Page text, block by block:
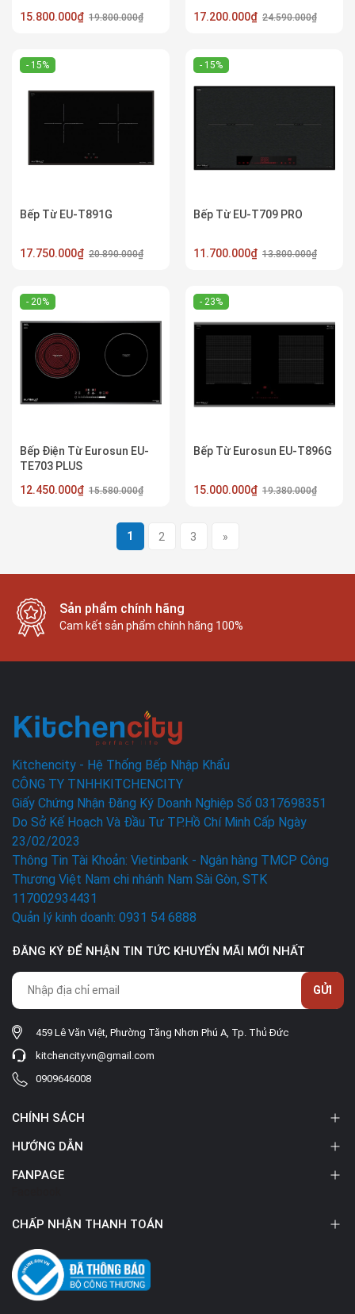
15.800.000₫ 19.800.000₫
17.200.000₫ 24.590.000₫
- 15%
Bếp Từ EU-T891G
17.750.000₫ 20.890.000₫
- 15%
Bếp Từ EU-T709 PRO
11.700.000₫ 13.800.000₫
- 20%
Bếp Điện Từ Eurosun EU-
TE703 PLUS
12.450.000₫ 15.580.000₫
- 23%
Bếp Từ Eurosun EU-T896G
15.000.000₫ 19.380.000₫
1 2 3 »
Sản phẩm chính hãng
Cam kết sản phẩm chính hãng 100%
Kitchencity - Hệ Thống Bếp Nhập Khẩu
CÔNG TY TNHHKITCHENCITY
Giấy Chứng Nhận Đăng Ký Doanh Nghiệp Số 0317698351
Do Sở Kế Hoạch Và Đầu Tư TP.Hồ Chí Minh Cấp Ngày
23/02/2023
Thông Tin Tài Khoản: Vietinbank - Ngân hàng TMCP Công
Thương Việt Nam chi nhánh Nam Sài Gòn, STK
117002934431
Quản lý kinh doanh: 0931 54 6888
ĐĂNG KÝ ĐỂ NHẬN TIN TỨC KHUYẾN MÃI MỚI NHẤT
GỬI
459 Lê Văn Việt, Phường Tăng Nhơn Phú A, Tp. Thủ Đức
kitchencity.vn@gmail.com
0909646008
CHÍNH SÁCH
HƯỚNG DẪN
FANPAGE
CHẤP NHẬN THANH TOÁN